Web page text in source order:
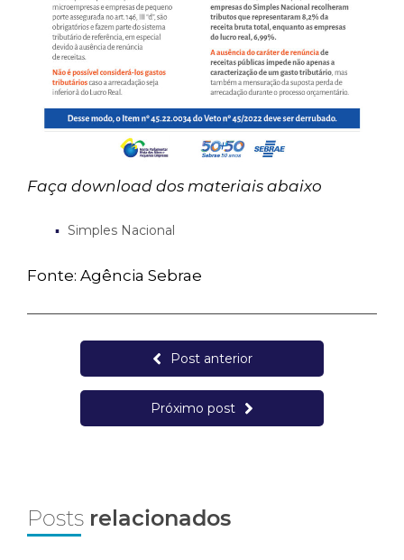
Faça download dos materiais abaixo
Simples Nacional
Fonte: Agência Sebrae
Post anterior
Próximo post
Posts relacionados